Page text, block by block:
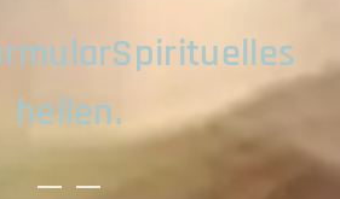
heilen.